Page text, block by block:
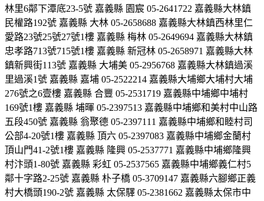
林里6鄰下潭底23-5號 嘉義縣 園宸 05-2641722 嘉義縣大林鎮
民權路192號 嘉義縣 大林 05-2658688 嘉義縣大林鎮西林里仁
愛路23號25號27號1樓 嘉義縣 梅林 05-2649694 嘉義縣大林鎮
忠孝路713號715號1樓 嘉義縣 新冠林 05-2658971 嘉義縣大林
鎮新興街113號 嘉義縣 大埔美 05-2956768 嘉義縣大林鎮過溪
里過溪1號 嘉義縣 嘉埔 05-2522214 嘉義縣大埔鄉大埔村大埔
276號之6壹樓 嘉義縣 合豐 05-2531719 嘉義縣中埔鄉中埔村
169號1樓 嘉義縣 埔暉 05-2397513 嘉義縣中埔鄉和美村中山路
五段450號 嘉義縣 翁聚德 05-2397111 嘉義縣中埔鄉和睦村司
公部4-20號1樓 嘉義縣 頂六 05-2397083 嘉義縣中埔鄉金蘭村
頂山門41-2號1樓 嘉義縣 隆興 05-2537771 嘉義縣中埔鄉隆興
村汴頭1-80號 嘉義縣 彩虹 05-2537565 嘉義縣中埔鄉義仁村5
鄰十字路2-25號 嘉義縣 朴子橋 05-3709147 嘉義縣六腳鄉正義
村大橋頭190-2號 嘉義縣 太保驛 05-2381662 嘉義縣太保市中